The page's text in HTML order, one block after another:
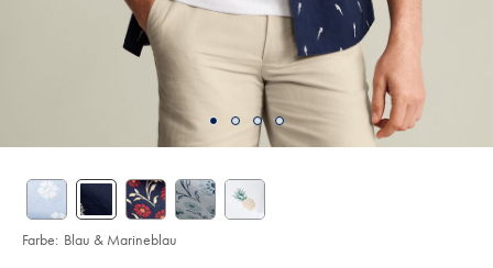
Farbe: Blau & Marineblau